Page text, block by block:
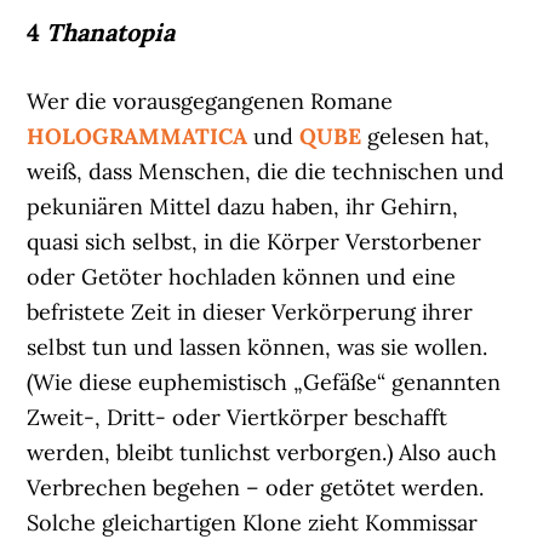
4 Thanatopia
Wer die vorausgegangenen Romane
HOLOGRAMMATICA undQUBE gelesen hat,
weiß, dass Menschen, die die technischen und
pekuniären Mittel dazu haben, ihr Gehirn,
quasi sich selbst, in die Körper Verstorbener
oder Getöter hochladen können und eine
befristete Zeit in dieser Verkörperung ihrer
selbst tun und lassen können, was sie wollen.
(Wie diese euphemistisch „Gefäße“ genannten
Zweit-, Dritt- oder Viertkörper beschafft
werden, bleibt tunlichst verborgen.) Also auch
Verbrechen begehen – oder getötet werden.
Solche gleichartigen Klone zieht Kommissar